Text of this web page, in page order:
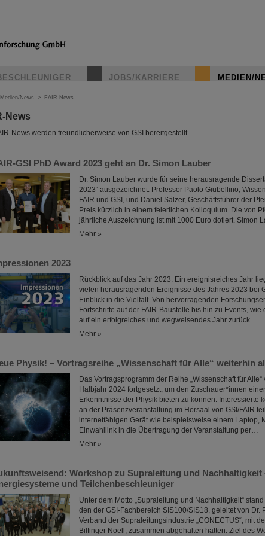
JOBS/KARRIERE MEDIEN/
Medien/News > FAIR-News
News
News werden freundlicherweise von GSI bereitgestellt.
GSI PhD Award 2023 geht an Dr. Simon Lauber
Dr. Simon Lauber wurde für seine herausragende
2023“ ausgezeichnet. Professor Paolo Giubellino,
FAIR und GSI, und Daniel Sälzer, Geschäftsführer der
Preis kürzlich in einem feierlichen Kolloquium. Die von
jährliche Auszeichnung ist mit 1000 Euro dotiert. Simon
Mehr »
2023
Rückblick auf das Jahr 2023: Ein ereignisreiches Jahr
vielen herausragenden Ereignisse des Jahres 2023 bei
Einblick in die Vielfalt. Von hervorragenden
Fortschritte auf der FAIR-Baustelle bis hin zu Events,
auf ein erfolgreiches und wegweisendes Jahr zurück.
Mehr »
Physik! – Vortragsreihe „Wissenschaft für Alle“ weiterhin
Das Vortragsprogramm der Reihe „Wissenschaft für
Halbjahr 2024 fortgesetzt, um den Zuschauer*innen
Erkenntnisse der Physik bieten zu können. Interessierte
an der Präsenzveranstaltung im Hörsaal von GSI/FAIR
internetfähigen Gerät wie beispielsweise einem Laptop,
Einwahllink in die Übertragung der Veranstaltung per…
Mehr »
Workshop zu Supraleitung und
und Teilchenbeschleuniger
Unter dem Motto „Supraleitung und Nachhaltigkeit“
den der GSI-Fachbereich SIS100/SIS18, geleitet von Dr.
Verband der Supraleitungsindustrie „CONECTUS“, mit
Bilfinger Noell, zusammen abgehalten hatten. Ziel des